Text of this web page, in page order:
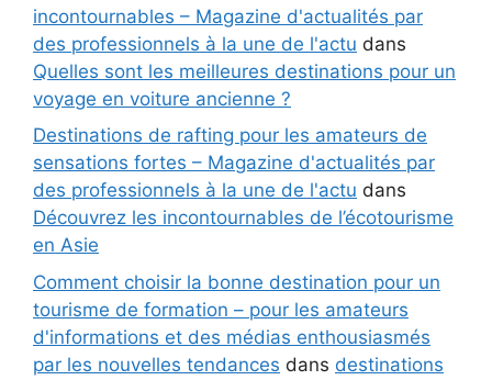
incontournables – Magazine d'actualités par
des professionnels à la une de l'actu dans
Quelles sont les meilleures destinations pour un
voyage en voiture ancienne ?
Destinations de rafting pour les amateurs de
sensations fortes – Magazine d'actualités par
des professionnels à la une de l'actu dans
Découvrez les incontournables de l’écotourisme
en Asie
Comment choisir la bonne destination pour un
tourisme de formation – pour les amateurs
d'informations et des médias enthousiasmés
par les nouvelles tendances dans destinations